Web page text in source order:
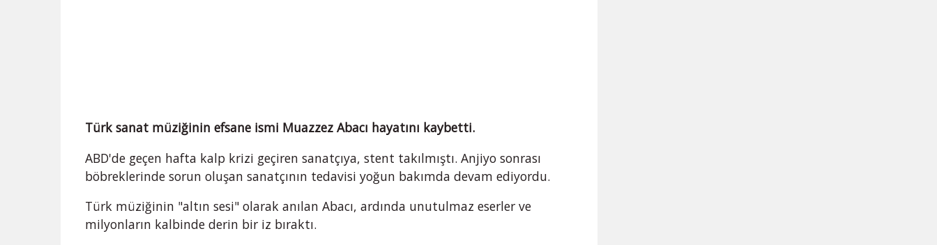
Türk sanat müziğinin efsane ismi Muazzez Abacı hayatını kaybetti.
ABD'de geçen hafta kalp krizi geçiren sanatçıya, stent takılmıştı. Anjiyo sonrası
böbreklerinde sorun oluşan sanatçının tedavisi yoğun bakımda devam ediyordu.
Türk müziğinin "altın sesi" olarak anılan Abacı, ardında unutulmaz eserler ve
milyonların kalbinde derin bir iz bıraktı.